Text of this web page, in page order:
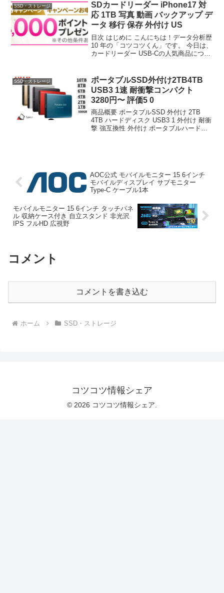
SSD・ストレージ
SDカードリーダー iPhone17 対
応 1TB 写真 動画 バックアップ デ
ータ 移行 保存 外付け US
目次 はじめに こんにちは！データ分析歴
10 年の「コツコツくん」です。 今日は、
カードリーダー USB-Cの人気商品につい
き？」「失敗したくない」という方、必
見で...
SSD・ストレージ
ポータブルSSD外付け2TB4TB
USB3 1速 耐衝撃コンパクト
3280円〜 評価5 0
商品概要 ポータブルSSD 外付け 2TB
4TB ハードディスク USB3 1 外付け 耐衝
撃 強互換性 外付け ポータブルハードデ
AOC公式 モバイルモニター 15 6インチ
モバイルディスプレイ サブモニター
Type-C ケーブル1本
モバイルモニター 15 6インチ タッチパネ
ル 収納ケース付き 自立スタンド 非光沢
IPS フルHD 広視野
コメント
コメントを書き込む
ホーム SSD・ストレージ
コツコツ情報シェア
© 2026 コツコツ情報シェア.